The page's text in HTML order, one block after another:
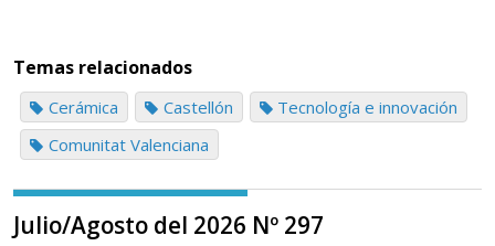
Temas relacionados
Cerámica Castellón
Tecnología e innovación
Comunitat Valenciana
Julio/Agosto del 2026 Nº 297